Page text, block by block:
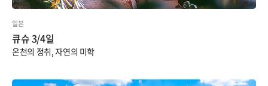
일본
큐슈 3/4일
온천의 정취, 자연의 미학